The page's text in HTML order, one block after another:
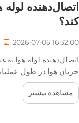
اتصال‌دهنده
کند؟
2026-07-06 16:32:00
اتصال‌دهنده لوله هوا
جریان هوا در طول
کارایی دستگاه‌های شما
مشاهده بیشتر